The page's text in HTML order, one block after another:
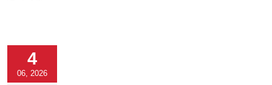
4
06, 2026